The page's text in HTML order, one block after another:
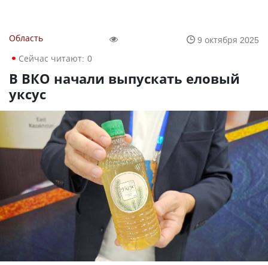
Область
9 октября 2025
Сейчас читают: 0
В ВКО начали выпускать еловый
уксус